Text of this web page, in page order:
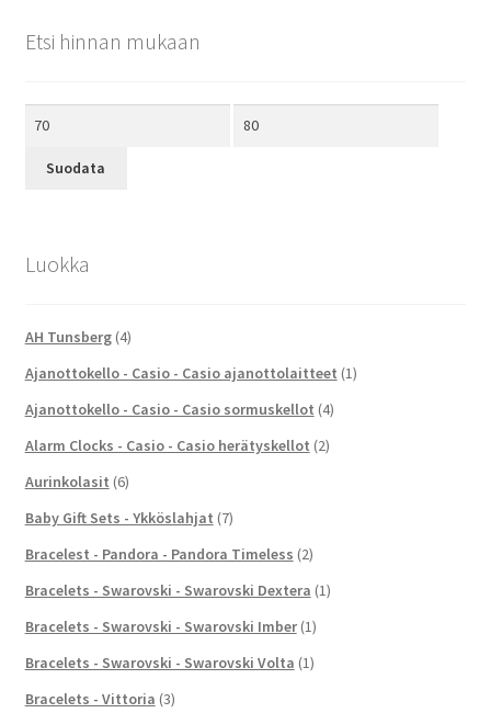
Etsi hinnan mukaan
Suodata
Luokka
AH Tunsberg (4)
Ajanottokello - Casio - Casio ajanottolaitteet (1)
Ajanottokello - Casio - Casio sormuskellot (4)
Alarm Clocks - Casio - Casio herätyskellot (2)
Aurinkolasit (6)
Baby Gift Sets - Ykköslahjat (7)
Bracelest - Pandora - Pandora Timeless (2)
Bracelets - Swarovski - Swarovski Dextera (1)
Bracelets - Swarovski - Swarovski Imber (1)
Bracelets - Swarovski - Swarovski Volta (1)
Bracelets - Vittoria (3)